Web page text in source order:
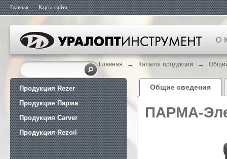
Главная Карта сайта
О
Главная → Каталог продукции →
Продукция Rezer
Продукция Парма
Продукция Carver
Продукция Rezoil
Общие сведения
ПАРМА-